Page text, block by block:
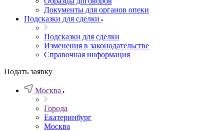
Документы для органов опеки
Подсказки для сделки
Подсказки для сделки
Изменения в законодательстве
Справочная информация
Подать заявку
Москва
Города
Екатеринбург
Москва